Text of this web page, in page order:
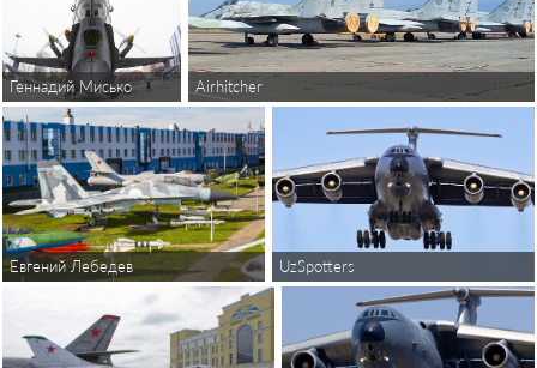
Геннадий Мисько Airhitcher
Евгений Лебедев UzSpotters